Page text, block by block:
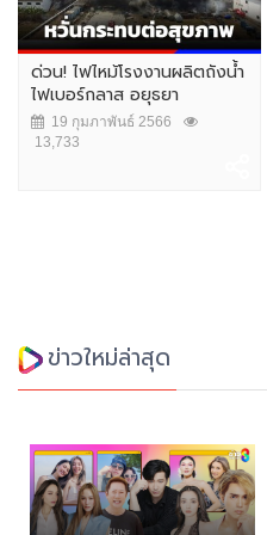
ด่วน! ไฟไหม้โรงงานผลิตถังน้ำ
ไฟเบอร์กลาส อยุธยา
19 กุมภาพันธ์ 2566
13,733
ข่าวใหม่ล่าสุด